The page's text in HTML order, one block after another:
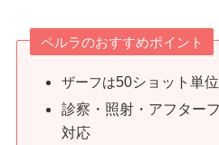
ペルラのおすすめポイント
ザーフは50ショット単位
診察・照射・アフター
対応